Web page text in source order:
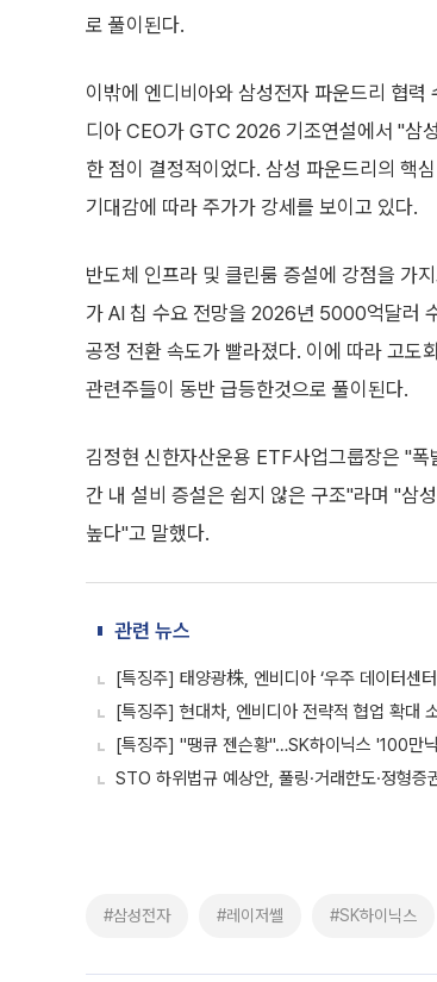
로 풀이된다.
이밖에 엔디비아와 삼성전자 파운드리 협
디아 CEO가 GTC 2026 기조연설에서 "삼
한 점이 결정적이었다. 삼성 파운드리의 핵
기대감에 따라 주가가 강세를 보이고 있다.
반도체 인프라 및 클린룸 증설에 강점을
가 AI 칩 수요 전망을 2026년 5000억달러
공정 전환 속도가 빨라졌다. 이에 따라 고도
관련주들이 동반 급등한것으로 풀이된다.
김정현 신한자산운용 ETF사업그룹장은 "폭
간 내 설비 증설은 쉽지 않은 구조"라며 "삼
높다"고 말했다.
관련 뉴스
[특징주] 태양광株, 엔비디아 ‘우주 데이터센
[특징주] 현대차, 엔비디아 전략적 협업 확대
[특징주] "땡큐 젠슨황"…SK하이닉스 '100만
STO 하위법규 예상안, 풀링·거래한도·정형증
#삼성전자 #레이저쎌 #SK하이닉스